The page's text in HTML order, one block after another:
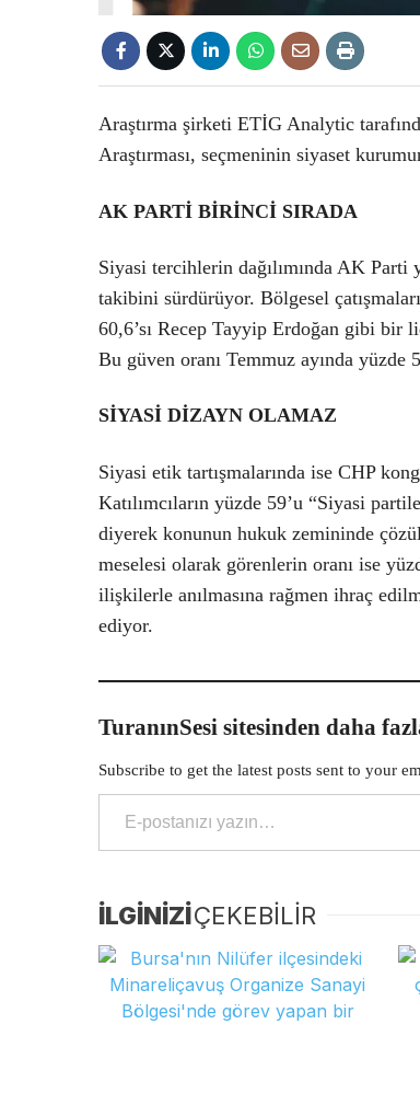
Araştırma şirketi ETİG Analytic
Araştırması, seçmeninin siyaset
AK PARTİ BİRİNCİ SIRADA
Siyasi tercihlerin dağılımında AK
takibini sürdürüyor. Bölgesel
60,6’sı Recep Tayyip Erdoğan gibi bir
Bu güven oranı Temmuz ayında yüzde
SİYASİ DİZAYN OLAMAZ
Siyasi etik tartışmalarında ise CHP
Katılımcıların yüzde 59’u “Siyasi
diyerek konunun hukuk zemininde
meselesi olarak görenlerin oranı ise
ilişkilerle anılmasına rağmen ihraç
ediyor.
TuranınSesi sitesinden daha
Subscribe to get the latest posts sent to your
E-postanızı yazın…
İLGİNİZİÇEKEBİLİR